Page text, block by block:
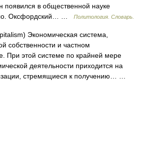
появился в общественной науке
Оксфордский… …
Политология. Словарь.
Экономическая система,
собственности и частном
При этой системе по крайней мере
деятельности приходится на
стремящиеся к получению… …